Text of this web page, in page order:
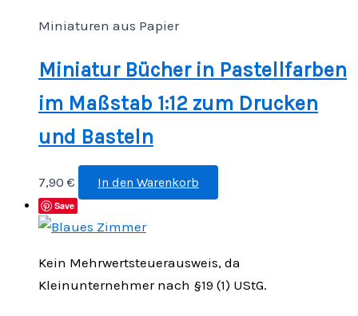
Miniaturen aus Papier
Miniatur Bücher in Pastellfarben
im Maßstab 1:12 zum Drucken
und Basteln
7,90 € In den Warenkorb
Save
Kein Mehrwertsteuerausweis, da
Kleinunternehmer nach §19 (1) UStG.